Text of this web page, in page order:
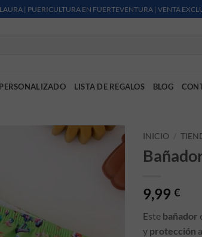
| PUERICULTURA EN FUERTEVENTURA | VENTA
PERSONALIZADO LISTA DE REGALOS BLOG
INICIO /
9,99 €
Este bañador
y protección